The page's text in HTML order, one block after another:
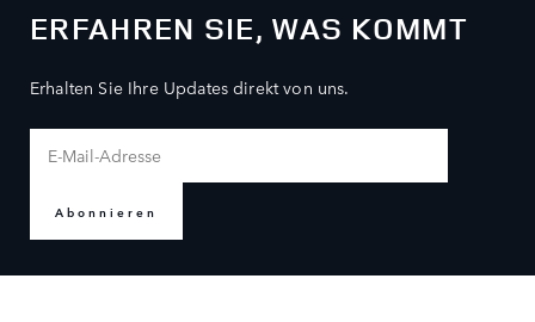
ERFAHREN SIE, WAS KOMMT
Erhalten Sie Ihre Updates direkt von uns.
Abonnieren